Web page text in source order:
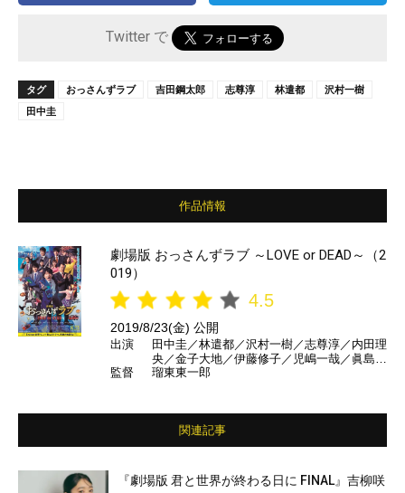
Twitter で
タグ おっさんずラブ 吉田鋼太郎 志尊淳 林遣都
沢村一樹
田中圭
作品情報
劇場版 おっさんずラブ ～LOVE or DEAD～（2
019）
4.5
2019/8/23(金) 公開
出演
田中圭／林遣都／沢村一樹／志尊淳／内田理
央／金子大地／伊藤修子／児嶋一哉／眞島秀
和／大塚寧々／吉田鋼太郎／ゆいP ほか
監督 瑠東東一郎
関連記事
『劇場版 君と世界が終わる日に FINAL』吉柳咲